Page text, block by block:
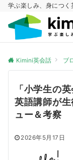
学ぶ楽しみ、身につく
Kimini英会話 ブ
「小学生の
英語講師が
ュー＆考察
2026年5月17日